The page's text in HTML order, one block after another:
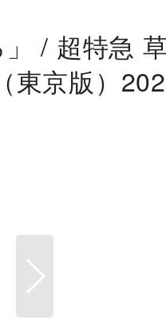
/ 超特急
京版）